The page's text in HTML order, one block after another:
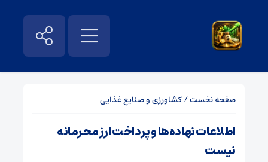
صفحه نخست/کشاورزی و صنایع غذایی
اطلاعات نهاده‌ها و پرداخت ارز محرمانه
نیست